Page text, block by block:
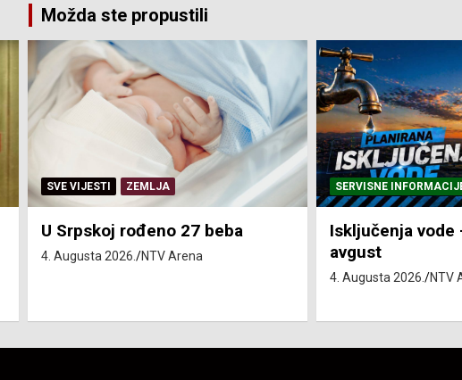
Možda ste propustili
SVE VIJESTI ZEMLJA
U Srpskoj rođeno 27 beba
4. Augusta 2026. NTV Arena
SERVISNE
Isključenja vode
avgust
4. Augusta 2026. NTV